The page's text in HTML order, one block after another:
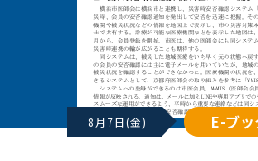
8月7日(金) E-ブ